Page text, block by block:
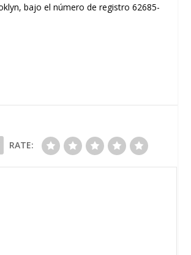
bajo el número de registro 62685-
RATE: